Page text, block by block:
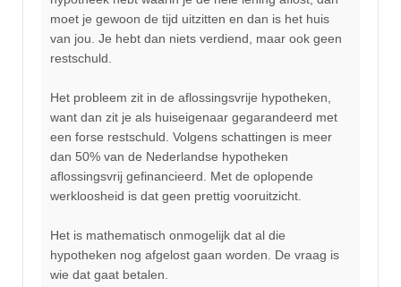
moet je gewoon de tijd uitzitten en dan is het huis
van jou. Je hebt dan niets verdiend, maar ook geen
restschuld.
Het probleem zit in de aflossingsvrije hypotheken,
want dan zit je als huiseigenaar gegarandeerd met
een forse restschuld. Volgens schattingen is meer
dan 50% van de Nederlandse hypotheken
aflossingsvrij gefinancieerd. Met de oplopende
werkloosheid is dat geen prettig vooruitzicht.
Het is mathematisch onmogelijk dat al die
hypotheken nog afgelost gaan worden. De vraag is
wie dat gaat betalen.